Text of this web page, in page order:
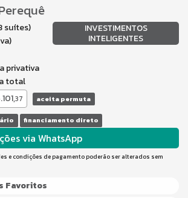
INVESTIMENTOS
INTELIGENTES
suítes)
privativa
total
37 aceita permuta
financiamento direto
via WhatsApp
e condições de pagamento poderão ser alterados sem
Favoritos